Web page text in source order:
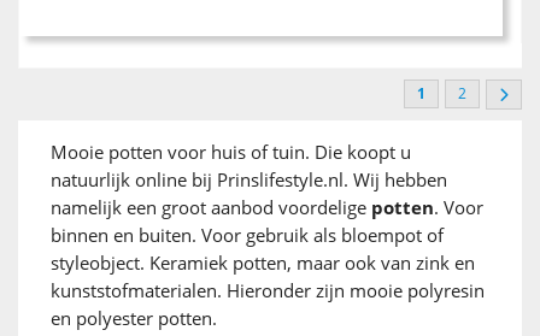
1 2
Mooie potten voor huis of tuin. Die koopt u
natuurlijk online bij Prinslifestyle.nl. Wij hebben
namelijk een groot aanbod voordelige potten. Voor
binnen en buiten. Voor gebruik als bloempot of
styleobject. Keramiek potten, maar ook van zink en
kunststofmaterialen. Hieronder zijn mooie polyresin
en polyester potten.